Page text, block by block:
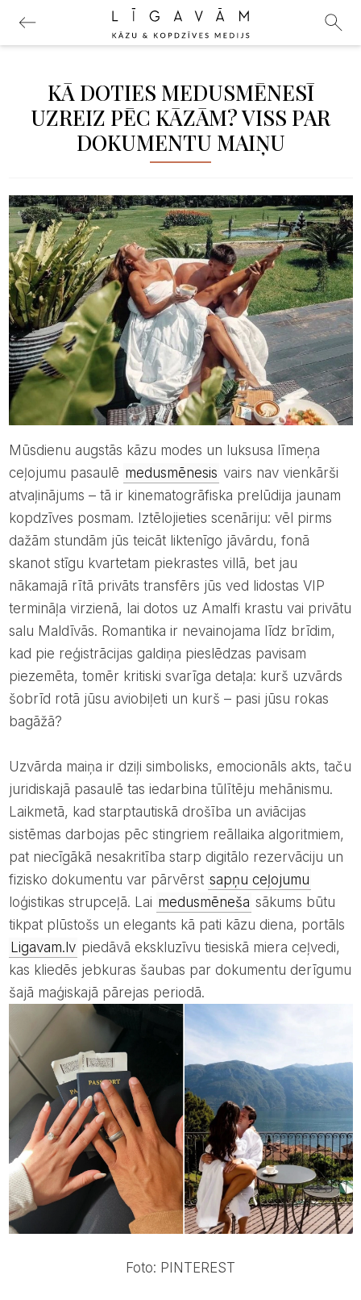
KĀ DOTIES MEDUSMĒNESĪ
UZREIZ PĒC KĀZĀM? VISS PAR
DOKUMENTU MAIŅU
Mūsdienu augstās kāzu modes un luksusa līmeņa
ceļojumu pasaulē medusmēnesis vairs nav vienkārši
atvaļinājums – tā ir kinematogrāfiska prelūdija jaunam
kopdzīves posmam. Iztēlojieties scenāriju: vēl pirms
dažām stundām jūs teicāt liktenīgo jāvārdu, fonā
skanot stīgu kvartetam piekrastes villā, bet jau
nākamajā rītā privāts transfērs jūs ved lidostas VIP
termināļa virzienā, lai dotos uz Amalfi krastu vai privātu
salu Maldīvās. Romantika ir nevainojama līdz brīdim,
kad pie reģistrācijas galdiņa pieslēdzas pavisam
piezemēta, tomēr kritiski svarīga detaļa: kurš uzvārds
šobrīd rotā jūsu aviobiļeti un kurš – pasi jūsu rokas
bagāžā?
Uzvārda maiņa ir dziļi simbolisks, emocionāls akts, taču
juridiskajā pasaulē tas iedarbina tūlītēju mehānismu.
Laikmetā, kad starptautiskā drošība un aviācijas
sistēmas darbojas pēc stingriem reāllaika algoritmiem,
pat niecīgākā nesakritība starp digitālo rezervāciju un
fizisko dokumentu var pārvērst sapņu ceļojumu
loģistikas strupceļā. Lai medusmēneša sākums būtu
tikpat plūstošs un elegants kā pati kāzu diena, portāls
Ligavam.lv piedāvā ekskluzīvu tiesiskā miera ceļvedi,
kas kliedēs jebkuras šaubas par dokumentu derīgumu
šajā maģiskajā pārejas periodā.
Foto: PINTEREST